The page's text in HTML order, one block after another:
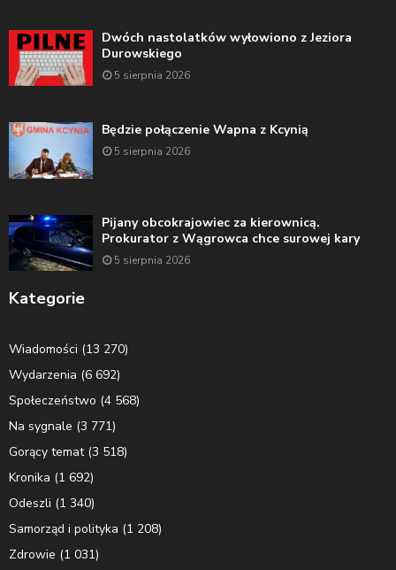
Dwóch nastolatków wyłowiono z Jeziora
Durowskiego
5 sierpnia 2026
Będzie połączenie Wapna z Kcynią
5 sierpnia 2026
Pijany obcokrajowiec za kierownicą.
Prokurator z Wągrowca chce surowej kary
5 sierpnia 2026
Kategorie
Wiadomości (13 270)
Wydarzenia (6 692)
Społeczeństwo (4 568)
Na sygnale (3 771)
Gorący temat(3 518)
Kronika (1 692)
Odeszli (1 340)
Samorząd i polityka (1 208)
Zdrowie (1 031)